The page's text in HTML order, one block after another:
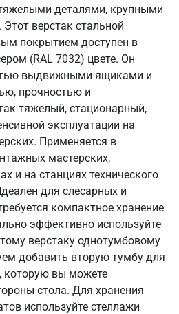
деталями, крупными
верстак стальной
покрытием доступен в
(RAL 7032) цвете. Он
выдвижными ящиками и
прочностью и
тяжелый, стационарный,
эксплуатации на
Применяется в
мастерских,
и на станциях технического
для слесарных и
компактное хранение
эффективно используйте
верстаку однотумбовому
добавить вторую тумбу для
которую вы можете
стола. Для хранения
используйте стеллажи